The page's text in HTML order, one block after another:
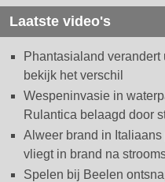
Laatste video's
Phantasialand
bekijk het verschil
Wespeninvasie in
Rulantica belaagd door
Alweer brand in
vliegt in brand na
Spelen bij Beelen